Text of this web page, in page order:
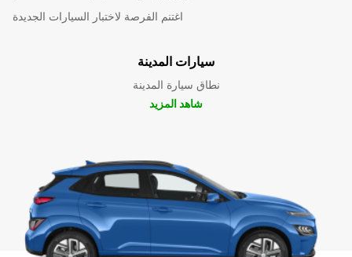
اغتنم الفرصة لاختبار السيارات الجديدة
سيارات المدينة
نطاق سيارة المدينة
شاهد المزيد